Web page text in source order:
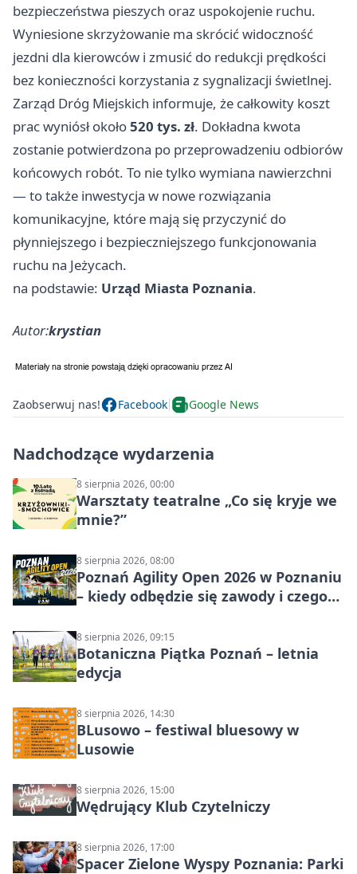
bezpieczeństwa pieszych oraz uspokojenie ruchu.
Wyniesione skrzyżowanie ma skrócić widoczność
jezdni dla kierowców i zmusić do redukcji prędkości
bez konieczności korzystania z sygnalizacji świetlnej.
Zarząd Dróg Miejskich informuje, że całkowity koszt
prac wyniósł około520 tys. zł. Dokładna kwota
zostanie potwierdzona po przeprowadzeniu odbiorów
końcowych robót. To nie tylko wymiana nawierzchni
— to także inwestycja w nowe rozwiązania
komunikacyjne, które mają się przyczynić do
płynniejszego i bezpieczniejszego funkcjonowania
ruchu na Jeżycach.
na podstawie: Urząd Miasta Poznania.
Autor:krystian
Zaobserwuj nas! Facebook Google News
Nadchodzące wydarzenia
8 sierpnia 2026, 00:00
Warsztaty teatralne „Co się kryje we
mnie?”
8 sierpnia 2026, 08:00
Poznań Agility Open 2026 w Poznaniu
– kiedy odbędzie się zawody i czego
8 sierpnia 2026, 09:15
Botaniczna Piątka Poznań – letnia
edycja
8 sierpnia 2026, 14:30
BLusowo – festiwal bluesowy w
Lusowie
8 sierpnia 2026, 15:00
Wędrujący Klub Czytelniczy
8 sierpnia 2026, 17:00
Spacer Zielone Wyspy Poznania: Parki